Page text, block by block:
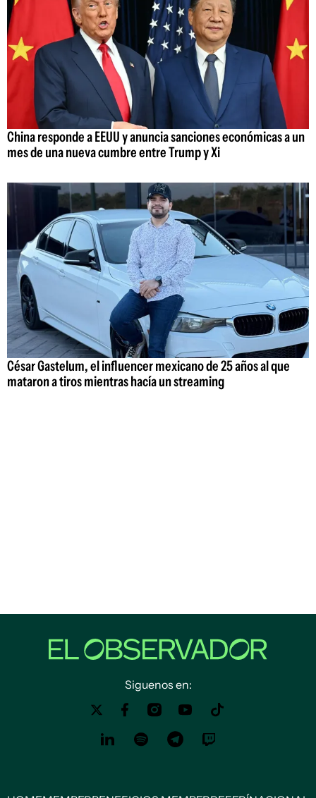
China responde a EEUU y anuncia sanciones económicas a un
mes de una nueva cumbre entre Trump y Xi
César Gastelum, el influencer mexicano de 25 años al que
mataron a tiros mientras hacía un streaming
Siguenos en: